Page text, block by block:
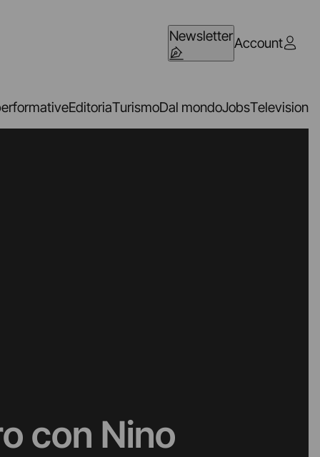
NewsletterAccount
EditoriaTurismoDal mondoJobsTelevision
con Nino